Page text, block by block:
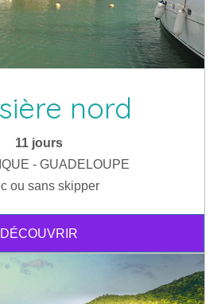
nord
11 jours
- GUADELOUPE
ou sans skipper
DÉCOUVRIR